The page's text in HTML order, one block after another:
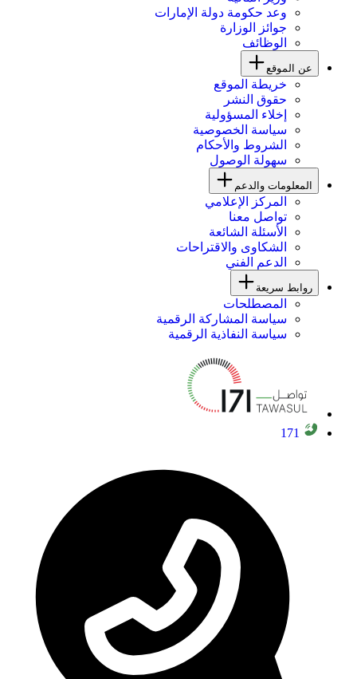
وعد حكومة دولة الإمارات
جوائز الوزارة
الوظائف
عن الموقع
خريطة الموقع
حقوق النشر
إخلاء المسؤولية
سياسة الخصوصية
الشروط والأحكام
سهولة الوصول
المعلومات والدعم
المركز الإعلامي
تواصل معنا
الأسئلة الشائعة
الشكاوى والاقتراحات
الدعم الفني
روابط سريعة
المصطلحات
سياسة المشاركة الرقمية
سياسة النفاذية الرقمية
171